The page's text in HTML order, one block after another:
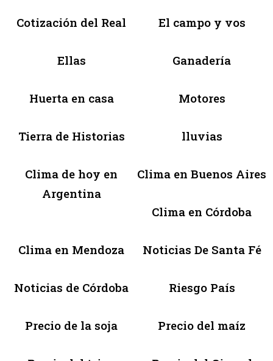
Cotización del Real El campo y vos
Ellas Ganadería
Huerta en casa Motores
Tierra de Historias lluvias
Clima de hoy en
Argentina
Clima en Buenos Aires
Clima en Córdoba
Clima en Mendoza Noticias De Santa Fé
Noticias de Córdoba Riesgo País
Precio de la soja Precio del maíz